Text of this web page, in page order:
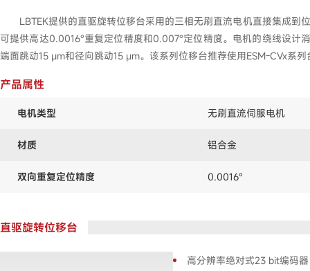
LBTEK提供的直驱旋转位移台采用的三相无刷直流电机直接集成
可提供高达0.0016°重复定位精度和0.007°定位精度。电机的绕线设
端面跳动15 μm和径向跳动15 μm。该系列位移台推荐使用ESM-CVx
产品属性
电机类型 无刷直流伺服电机
材质 铝合金
双向重复定位精度 0.0016°
直驱旋转位移台
高分辨率绝对式23 bit编码器